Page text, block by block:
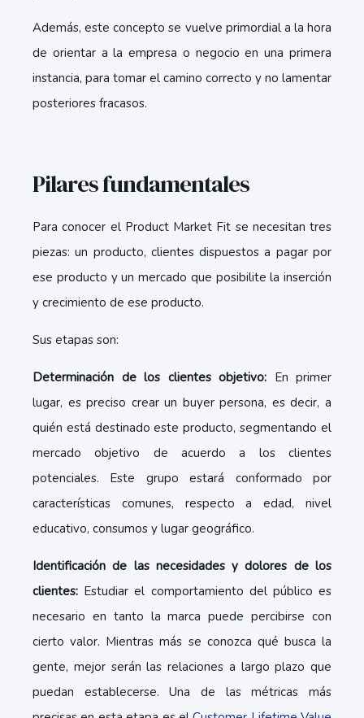
Además, este concepto se vuelve primordial a la hora
de orientar a la empresa o negocio en una primera
instancia, para tomar el camino correcto y no lamentar
posteriores fracasos.
Pilares fundamentales
Para conocer el Product Market Fit se necesitan tres
piezas: un producto, clientes dispuestos a pagar por
ese producto y un mercado que posibilite la inserción
y crecimiento de ese producto.
Sus etapas son:
Determinación de los clientes objetivo: En primer
lugar, es preciso crear un buyer persona, es decir, a
quién está destinado este producto, segmentando el
mercado objetivo de acuerdo a los clientes
potenciales. Este grupo estará conformado por
características comunes, respecto a edad, nivel
educativo, consumos y lugar geográfico.
Identificación de las necesidades y dolores de los
clientes: Estudiar el comportamiento del público es
necesario en tanto la marca puede percibirse con
cierto valor. Mientras más se conozca qué busca la
gente, mejor serán las relaciones a largo plazo que
puedan establecerse. Una de las métricas más